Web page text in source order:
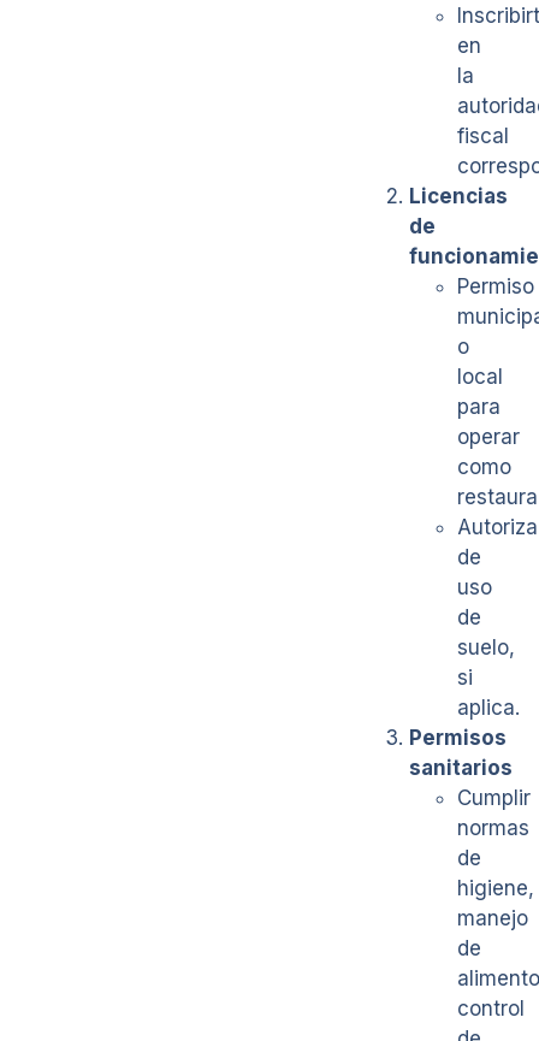
en
la
fiscal
Licencias
de
Permiso
o
local
para
operar
como
de
uso
de
suelo,
si
aplica.
Permisos
sanitarios
Cumplir
normas
de
higiene,
manejo
de
control